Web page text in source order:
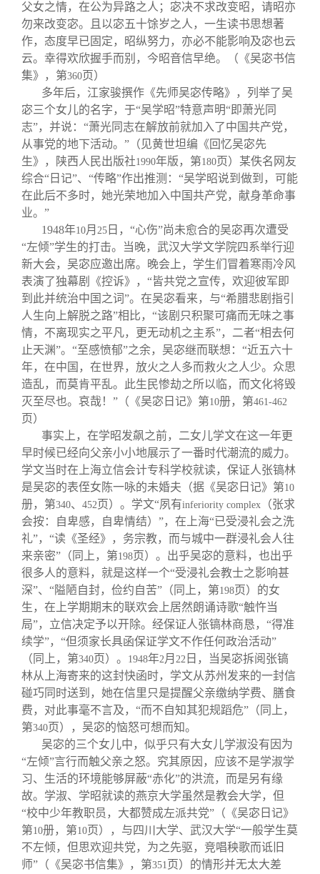
父女之情，在公为异路之人；宓决不求改变昭，请昭亦
勿来改变宓。且以宓五十馀岁之人，一生读书思想著
作，态度早已固定，昭纵努力，亦必不能影响及宓也云
云。幸得欢欣握手而别，今昭音信早绝。（《吴宓书信
集》，第360页）
多年后，江家骏撰作《先师吴宓传略》，列举了吴
宓三个女儿的名字，于“吴学昭”特意声明“即萧光同
志”，并说：“萧光同志在解放前就加入了中国共产党，
从事党的地下活动。”（见黄世坦编《回忆吴宓先
生》，陕西人民出版社1990年版，第180页）某佚名网友
综合“日记”、“传略”作出推测：“吴学昭说到做到，可能
在此后不多时，她光荣地加入中国共产党，献身革命事
业。”
1948年10月 25 日 ，“心伤”尚未愈合的吴宓再次遭受
“左倾”学生的打击。当晚，武汉大学文学院四系举行迎
新大会，吴宓应邀出席。晚会上，学生们冒着寒雨冷风
表演了独幕剧《控诉》，“皆共党之宣传，欢迎彼军即
到此并统治中国之词”。在吴宓看来，与“希腊悲剧指引
人生向上解脱之路”相比，“该剧只积聚可痛而无味之事
情，不离现实之平凡，更无动机之主系”，二者“相去何
止天渊”。“至感愤郁”之余，吴宓继而联想：“近五六十
年，在中国，在世界，放火之人多而救火之人少。众思
造乱，而莫肯平乱。此生民惨劫之所以临，而文化将毁
灭至尽也。哀哉！”（《吴宓日记》第10册，第461-462
页）
事实上，在学昭发飙之前，二女儿学文在这一年更
早时候已经向父亲小小地展示了一番时代潮流的威力。
学文当时在上海立信会计专科学校就读，保证人张镐林
是吴宓的表侄女陈一咏的未婚夫（据《吴宓日记》第10
册，第340、 452 页）。学文“夙有inferiority complex （张求
会按：自卑感，自卑情结）”，在上海“已受浸礼会之洗
礼”，“读《圣经》，务宗教，而与城中一群浸礼会人往
来亲密”（同上，第198页）。出乎吴宓的意料，也出乎
很多人的意料，就是这样一个“受浸礼会教士之影响甚
深”、“隘陋自封，俭约自苦”（同上，第198页）的女
生，在上学期期末的联欢会上居然朗诵诗歌“触忤当
局”，立信决定予以开除。经保证人张镐林商恳，“得准
续学”，“但须家长具函保证学文不作任何政治活动”
（同上，第340页）。 1948年2 月 22 日，当吴宓拆阅张镐
林从上海寄来的这封快函时，学文从苏州发来的一封信
碰巧同时送到，她在信里只是提醒父亲缴纳学费、膳食
费，对此事毫不言及，“而不自知其犯规蹈危”（同上，
第340页），吴宓的恼怒可想而知。
吴宓的三个女儿中，似乎只有大女儿学淑没有因为
“左倾”言行而触父亲之怒。究其原因，应该不是学淑学
习、生活的环境能够屏蔽“赤化”的洪流，而是另有缘
故。学淑、学昭就读的燕京大学虽然是教会大学，但
“校中少年教职员，大都赞成左派共党”（《吴宓日记》
第10册，第10页），与四川大学、武汉大学“一般学生莫
不左倾，但思欢迎共党，为之先驱，竞唱秧歌而诋旧
师”（《吴宓书信集》，第351 页）的情形并无太大差